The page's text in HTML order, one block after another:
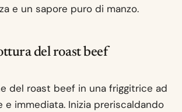
e un sapore puro di manzo.
del roast beef
del roast beef in una friggitrice ad
e immediata. Inizia preriscaldando